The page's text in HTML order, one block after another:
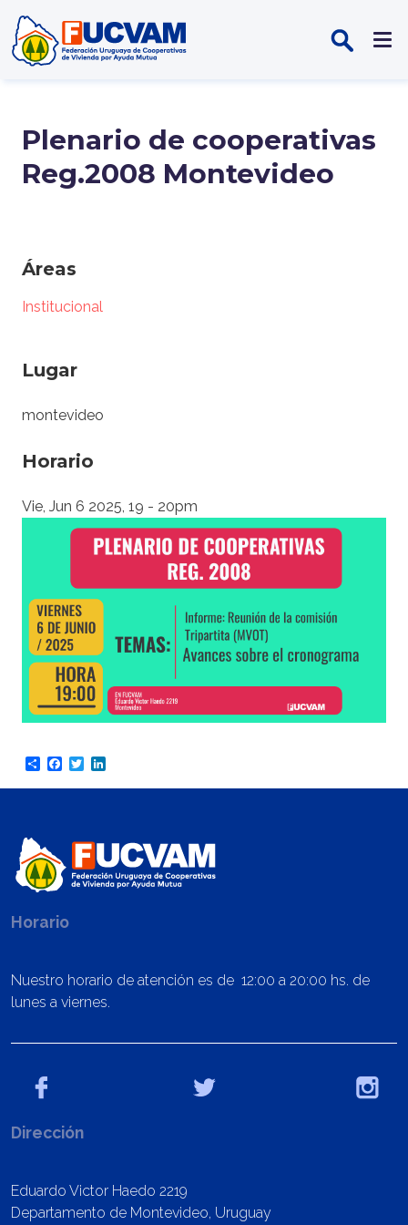
Plenario de cooperativas
Reg.2008 Montevideo
Áreas
Institucional
Lugar
montevideo
Horario
Vie, Jun 6 2025, 19 - 20pm
ShareFacebook
Twitter
Horario
Nuestro horario de atención es de 12:00 a 20:00 hs. de
lunes a viernes.
Dirección
Eduardo Victor Haedo 2219
Departamento de Montevideo, Uruguay